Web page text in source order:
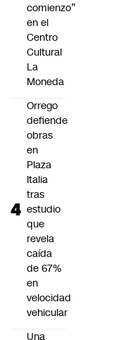
comienzo”
en el
Centro
Cultural
La
Moneda
Orrego
defiende
obras
en
Plaza
Italia
tras
estudio
que
revela
caída
de 67%
en
velocidad
vehicular
Una